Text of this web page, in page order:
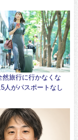
然旅行に行かなくな
人がパスポートなし